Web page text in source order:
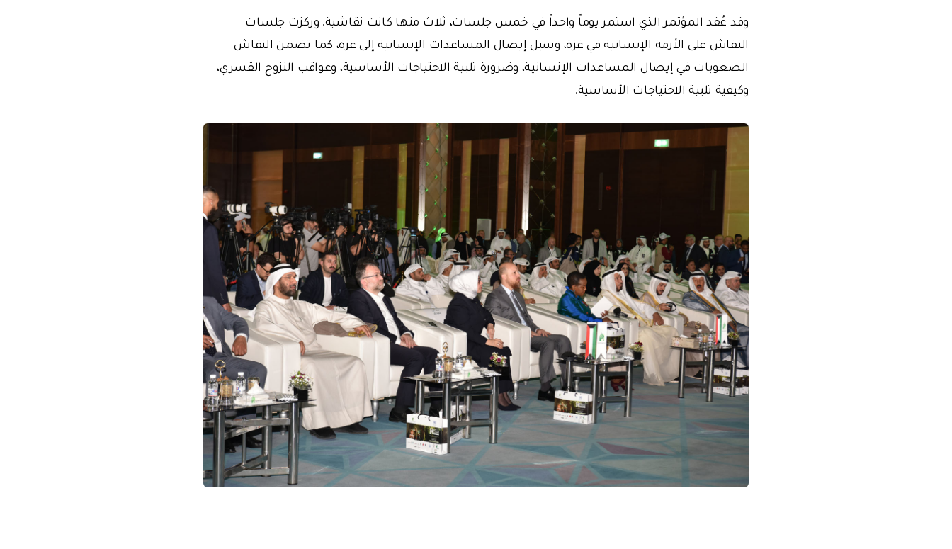
وقد عُقد المؤتمر الذي استمر يوماً واحداً في خمس جلسات، ثلاث منها كانت نقاشية. وركزت جلسات
النقاش على الأزمة الإنسانية في غزة، وسبل إيصال المساعدات الإنسانية إلى غزة، كما تضمن النقاش
الصعوبات في إيصال المساعدات الإنسانية، وضرورة تلبية الاحتياجات الأساسية، وعواقب النزوح القسري،
وكيفية تلبية الاحتياجات الأساسية.